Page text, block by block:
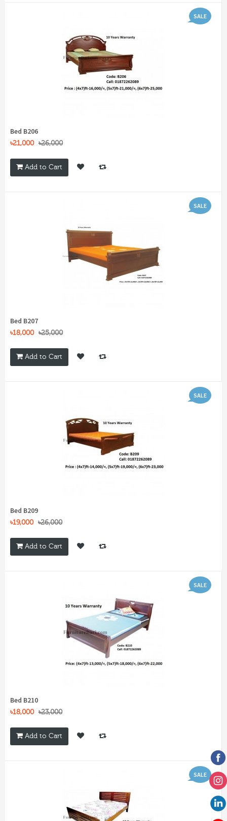
SALE
Bed B206
৳21,000 ৳26,000
Add to Cart
SALE
Bed B207
৳18,000 ৳25,000
Add to Cart
SALE
Bed B209
৳19,000 ৳26,000
Add to Cart
SALE
Bed B210
৳18,000 ৳23,000
Add to Cart
SALE